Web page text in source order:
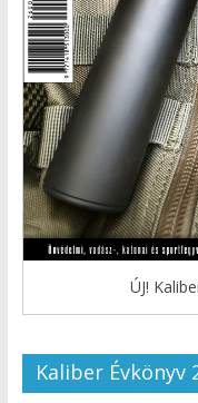
ÚJ!
Kaliber Évkönyv